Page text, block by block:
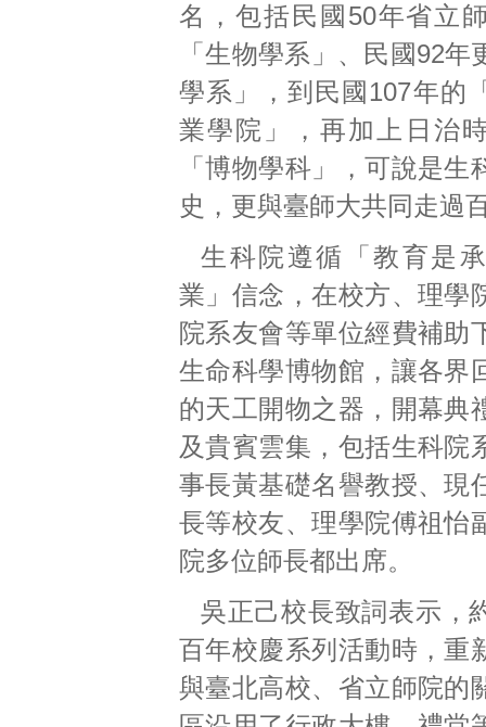
名，包括民國50年省立
「生物學系」、民國92年
學系」，到民國107年的
業學院」，再加上日治
「博物學科」，可說是生
史，更與臺師大共同走過
生科院遵循「教育是
業」信念，在校方、理學
院系友會等單位經費補助
生命科學博物館，讓各界
的天工開物之器，開幕典
及貴賓雲集，包括生科院
事長黃基礎名譽教授、現
長等校友、理學院傅祖怡
院多位師長都出席。
吳正己校長致詞表示，
百年校慶系列活動時，重
與臺北高校、省立師院的